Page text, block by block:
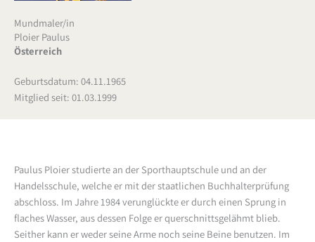
Mundmaler/in
Ploier Paulus
Österreich
Geburtsdatum: 04.11.1965
Mitglied seit: 01.03.1999
Paulus Ploier studierte an der Sporthauptschule und an der
Handelsschule, welche er mit der staatlichen Buchhalterprüfung
abschloss. Im Jahre 1984 verunglückte er durch einen Sprung in
flaches Wasser, aus dessen Folge er querschnittsgelähmt blieb.
Seither kann er weder seine Arme noch seine Beine benutzen. Im